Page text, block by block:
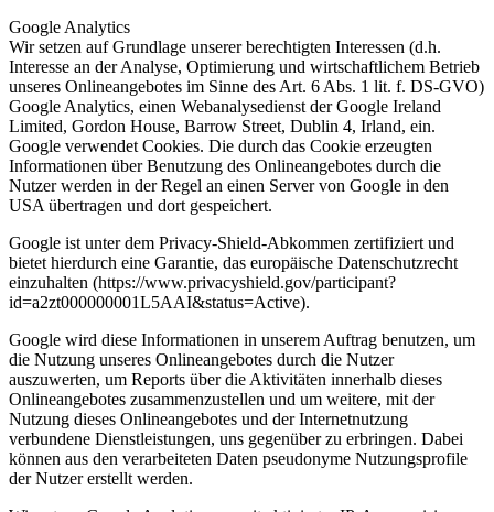
Google Analytics
Wir setzen auf Grundlage unserer berechtigten Interessen (d.h.
Interesse an der Analyse, Optimierung und wirtschaftlichem Betrieb
unseres Onlineangebotes im Sinne des Art. 6 Abs. 1 lit. f. DS-GVO)
Google Analytics, einen Webanalysedienst der Google Ireland
Limited, Gordon House, Barrow Street, Dublin 4, Irland, ein.
Google verwendet Cookies. Die durch das Cookie erzeugten
Informationen über Benutzung des Onlineangebotes durch die
Nutzer werden in der Regel an einen Server von Google in den
USA übertragen und dort gespeichert.
Google ist unter dem Privacy-Shield-Abkommen zertifiziert und
bietet hierdurch eine Garantie, das europäische Datenschutzrecht
einzuhalten (https://www.privacyshield.gov/participant?
id=a2zt000000001L5AAI&status=Active).
Google wird diese Informationen in unserem Auftrag benutzen, um
die Nutzung unseres Onlineangebotes durch die Nutzer
auszuwerten, um Reports über die Aktivitäten innerhalb dieses
Onlineangebotes zusammenzustellen und um weitere, mit der
Nutzung dieses Onlineangebotes und der Internetnutzung
verbundene Dienstleistungen, uns gegenüber zu erbringen. Dabei
können aus den verarbeiteten Daten pseudonyme Nutzungsprofile
der Nutzer erstellt werden.